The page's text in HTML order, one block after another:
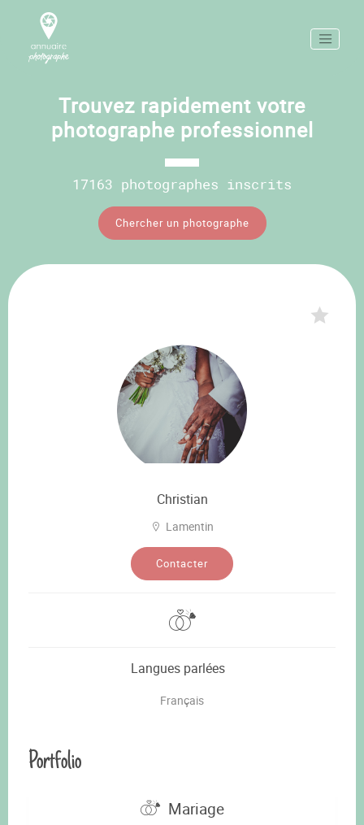
Trouvez rapidement votre
photographe professionnel
17163 photographes inscrits
Chercher un photographe
Christian
Lamentin
Contacter
Langues parlées
Français
Portfolio
Mariage